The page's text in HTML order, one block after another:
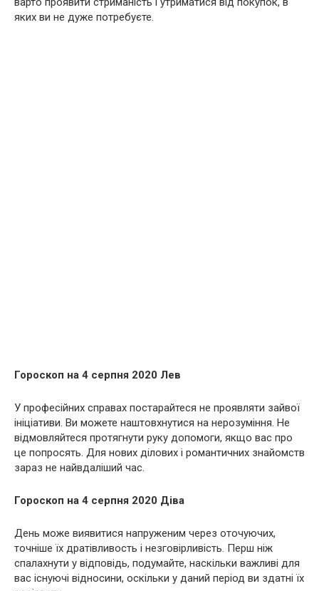
яких ви не дуже потребуєте.
Гороскоп на 4 серпня 2020 Лев
У професійних справах постарайтеся не проявляти зайвої
ініціативи. Ви можете наштовхнутися на нерозуміння. Не
відмовляйтеся протягнути руку допомоги, якщо вас про
це попросять. Для нових ділових і романтичних знайомств
зараз не найвдаліший час.
Гороскоп на 4 серпня 2020 Діва
День може виявитися напруженим через оточуючих,
точніше їх дратівливость і незговірливість. Перш ніж
спалахнути у відповідь, подумайте, наскільки важливі для
вас існуючі відносини, оскільки у даний період ви здатні їх